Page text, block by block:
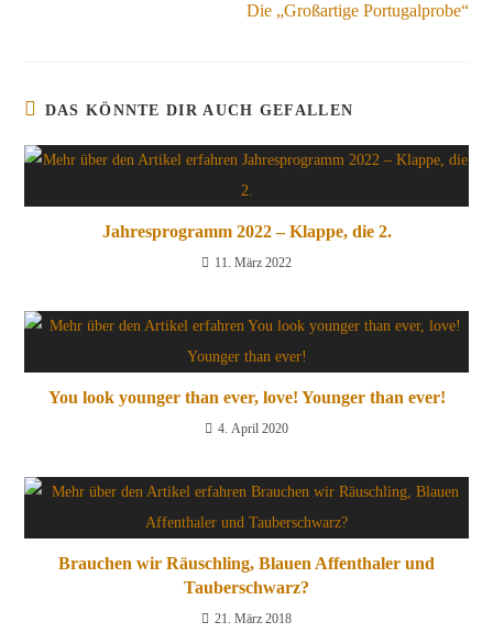
Die „Großartige Portugalprobe“
DAS KÖNNTE DIR AUCH GEFALLEN
Jahresprogramm 2022 – Klappe, die 2.
11. März 2022
You look younger than ever, love! Younger than ever!
4. April 2020
Brauchen wir Räuschling, Blauen Affenthaler und
Tauberschwarz?
21. März 2018